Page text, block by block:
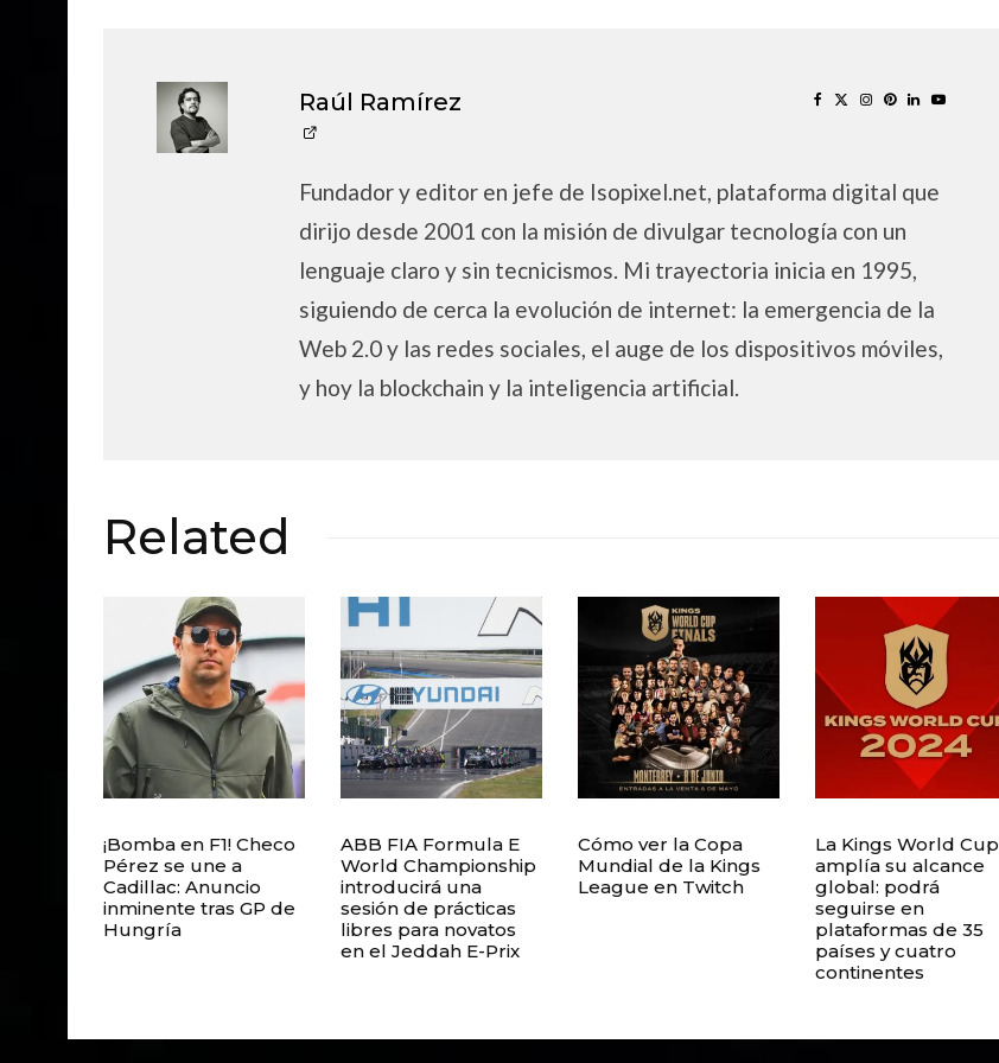
Raúl Ramírez
Fundador y editor en jefe de Isopixel.net, plataforma digital que
dirijo desde 2001 con la misión de divulgar tecnología con un
lenguaje claro y sin tecnicismos. Mi trayectoria inicia en 1995,
siguiendo de cerca la evolución de internet: la emergencia de la
Web 2.0 y las redes sociales, el auge de los dispositivos móviles,
y hoy la blockchain y la inteligencia artificial.
Related
¡Bomba en F1! Checo
Pérez se une a
Cadillac: Anuncio
inminente tras GP de
Hungría
ABB FIA Formula E
World Championship
introducirá una
sesión de prácticas
libres para novatos
en el Jeddah E-Prix
Cómo ver la Copa
Mundial de la Kings
League en Twitch
La Kings World Cup
amplía su alcance
global: podrá
seguirse en
plataformas de 35
países y cuatro
continentes